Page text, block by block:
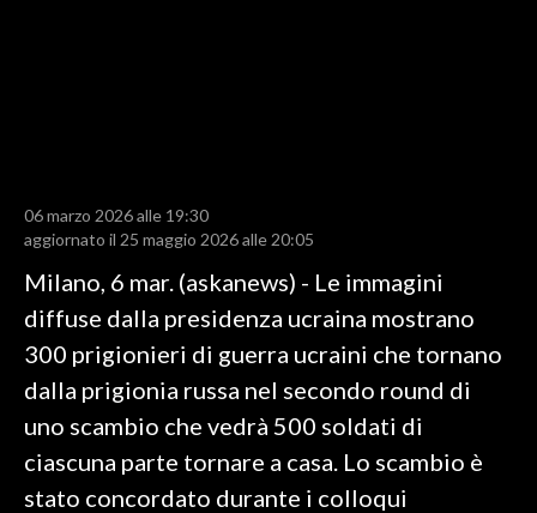
RISULTATI E CLASSIFICHE
CALCIO REGIONALE
BASKET
VOLLEY
MOTORI
TENNIS
ALTRI SPORT
06 marzo 2026 alle 19:30
aggiornato il 25 maggio 2026 alle 20:05
Milano, 6 mar. (askanews) - Le immagini
diffuse dalla presidenza ucraina mostrano
300 prigionieri di guerra ucraini che tornano
dalla prigionia russa nel secondo round di
uno scambio che vedrà 500 soldati di
ciascuna parte tornare a casa. Lo scambio è
stato concordato durante i colloqui